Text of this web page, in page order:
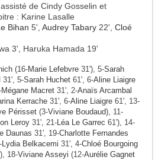
de Cindy Gosselin et
: Karine Lasalle
Bihan 5', Audrey Tabary 22', Cloé
3', Haruka Hamada 19'
(16-Marie Lefebvre 31'), 5-Sarah
31', 5-Sarah Huchet 61', 6-Aline Liaigre
Mégane Macret 31', 2-Anaïs Arcambal
Kerrache 31', 6-Aline Liaigre 61', 13-
Périsset (3-Viviane Boudaud), 11-
Leroy 31', 21-Léa Le Garrec 61'), 14-
Daunas 31', 19-Charlotte Fernandes
Lydia Belkacemi 31', 4-Chloé Bourgoing
18-Viviane Asseyi (12-Aurélie Gagnet